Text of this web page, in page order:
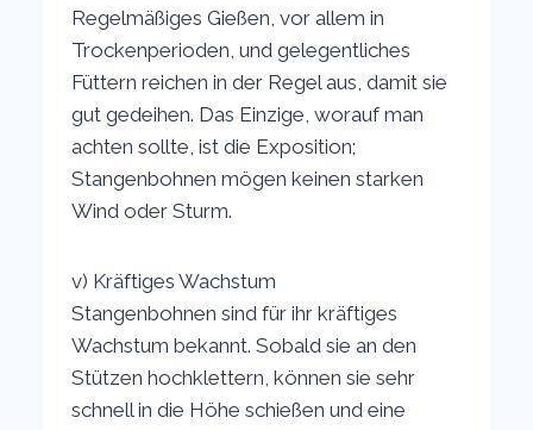
Regelmäßiges Gießen, vor allem in
Trockenperioden, und gelegentliches
Füttern reichen in der Regel aus, damit sie
gut gedeihen. Das Einzige, worauf man
achten sollte, ist die Exposition;
Stangenbohnen mögen keinen starken
Wind oder Sturm.
v) Kräftiges Wachstum
Stangenbohnen sind für ihr kräftiges
Wachstum bekannt. Sobald sie an den
Stützen hochklettern, können sie sehr
schnell in die Höhe schießen und eine